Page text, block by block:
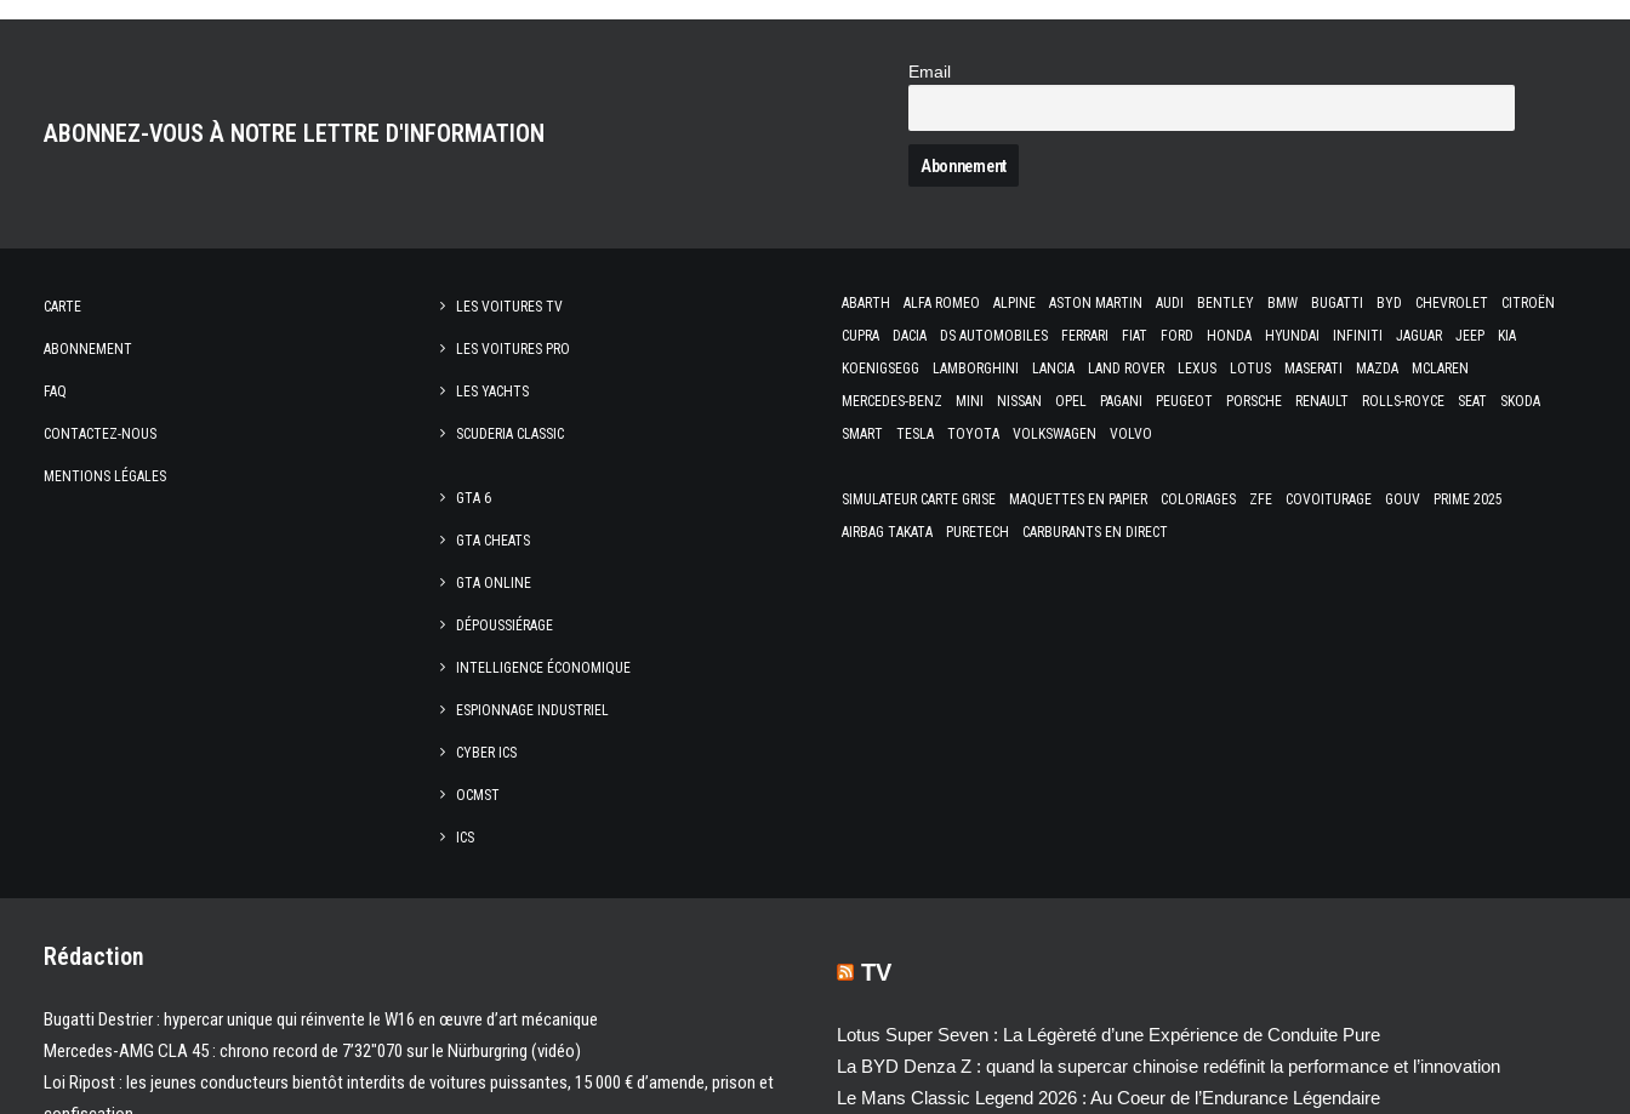
ABONNEZ-VOUS À NOTRE LETTRE D'INFORMATION
Email
CARTE
ABONNEMENT
FAQ
CONTACTEZ-NOUS
MENTIONS LÉGALES
LES VOITURES TV
LES VOITURES PRO
LES YACHTS
SCUDERIA CLASSIC
GTA 6
GTA CHEATS
GTA ONLINE
DÉPOUSSIÉRAGE
INTELLIGENCE ÉCONOMIQUE
ESPIONNAGE INDUSTRIEL
CYBER ICS
OCMST
ICS
ABARTH ALFA ROMEO ALPINE ASTON MARTIN AUDI BENTLEY BMW BUGATTI BYD CHEVROLET
CITROËN
CUPRA
DACIA DS AUTOMOBILES FERRARI FIAT FORD HONDA HYUNDAI INFINITI JAGUAR JEEP
KIA
KOENIGSEGG
LAMBORGHINI LANCIA LAND ROVER LEXUS LOTUS MASERATI MAZDA
MCLAREN
MERCEDES-BENZ
MINI NISSAN OPEL PAGANI PEUGEOT PORSCHE RENAULT ROLLS-ROYCE SEAT
SKODA
SMART
TESLA TOYOTA VOLKSWAGEN VOLVO
SIMULATEUR CARTE GRISE MAQUETTES EN PAPIER COLORIAGES ZFE COVOITURAGE GOUV
PRIME 2025
AIRBAG TAKATA
PURETECH CARBURANTS EN DIRECT
Rédaction
Bugatti Destrier : hypercar unique qui réinvente le W16 en œuvre d’art mécanique
Mercedes-AMG CLA 45 : chrono record de 7’32″070 sur le Nürburgring (vidéo)
Loi Ripost : les jeunes conducteurs bientôt interdits de voitures puissantes, 15 000 € d’amende, prison et
TV
Lotus Super Seven : La Légèreté d’une Expérience de Conduite Pure
La BYD Denza Z : quand la supercar chinoise redéfinit la performance et l’innovation
Le Mans Classic Legend 2026 : Au Coeur de l’Endurance Légendaire